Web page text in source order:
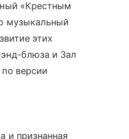
«Крестным
музыкальный
этих
блюза и Зал
версии
и признанная